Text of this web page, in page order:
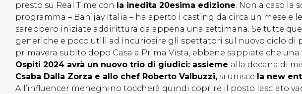
presto su Real Time con la inedita 20esima edizione. Non a caso la
programma – Banijay Italia – ha aperto i casting da circa un mese e
sarebbero iniziate addirittura da appena una settimana. Se tutte
generiche e poco utili ad incuriosire gli spettatori sul nuovo ciclo di
primavera subito dopo Casa a Prima Vista, ebbene sappiate che una
Ospiti 2024 avrà un nuovo trio di giudici: assieme alla decana di
Csaba Dalla Zorza e allo chef Roberto Valbuzzi, si unisce la new
All’influencer meneghino toccherà quindi coprire il posto lasciato